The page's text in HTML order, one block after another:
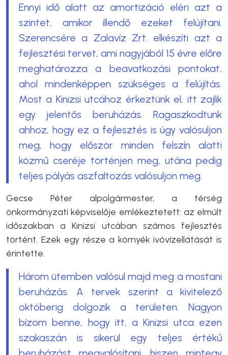
Ennyi idő alatt az amortizáció eléri azt a
szintet, amikor illendő ezeket felújítani.
Szerencsére a Zalavíz Zrt. elkészíti azt a
fejlesztési tervet, ami nagyjából 15 évre előre
meghatározza a beavatkozási pontokat,
ahol mindenképpen szükséges a felújítás.
Most a Kinizsi utcához érkeztünk el, itt zajlik
egy jelentős beruházás. Ragaszkodtunk
ahhoz, hogy ez a fejlesztés is úgy valósuljon
meg, hogy először minden felszín alatti
közmű cseréje történjen meg, utána pedig
teljes pályás aszfaltozás valósuljon meg.
Gecse Péter alpolgármester, a térség
önkormányzati képviselője emlékeztetett: az elmúlt
időszakban a Kinizsi utcában számos fejlesztés
történt. Ezek egy része a környék ivóvízellátását is
érintette.
Három ütemben valósul majd meg a mostani
beruházás. A tervek szerint a kivitelező
októberig dolgozik a területen. Nagyon
bízom benne, hogy itt, a Kinizsi utca ezen
szakaszán is sikerül egy teljes értékű